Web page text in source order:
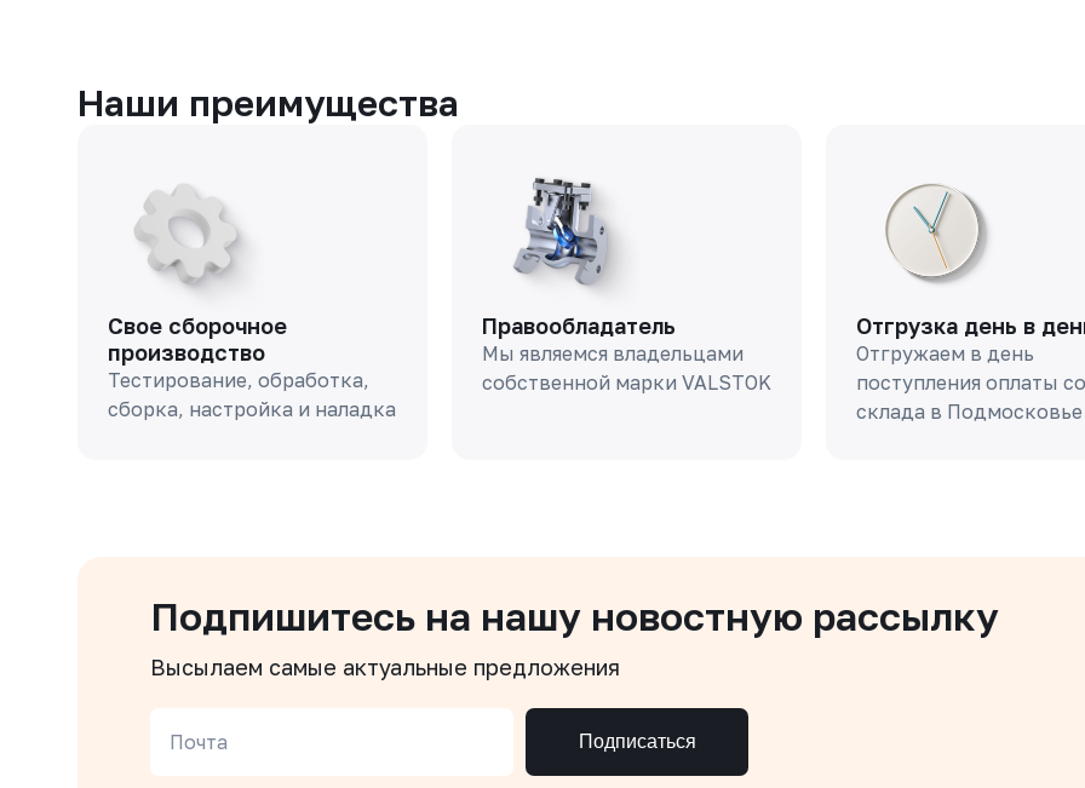
Наши преимущества
Свое сборочное
производство
Тестирование, обработка,
сборка, настройка и наладка
Правообладатель
Мы являемся владельцами
собственной марки VALSTOK
Отгрузка день в
Отгружаем в день
поступления оплаты со
склада в Подмосковье
Подпишитесь на нашу новостную рассылку
Высылаем самые актуальные предложения
Почта Подписаться